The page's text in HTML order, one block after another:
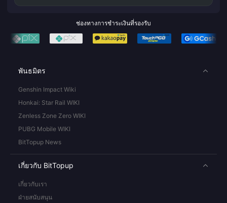
ช่องทางการชำระเงินที่รองรับ
พันธมิตร
Genshin Impact Wiki
Honkai: Star Rail WIKI
Zenless Zone Zero WIKI
PUBG Mobile WIKI
BitTopup News
เกี่ยวกับ BitTopup
เกี่ยวกับเรา
ฝ่ายสนับสนุน